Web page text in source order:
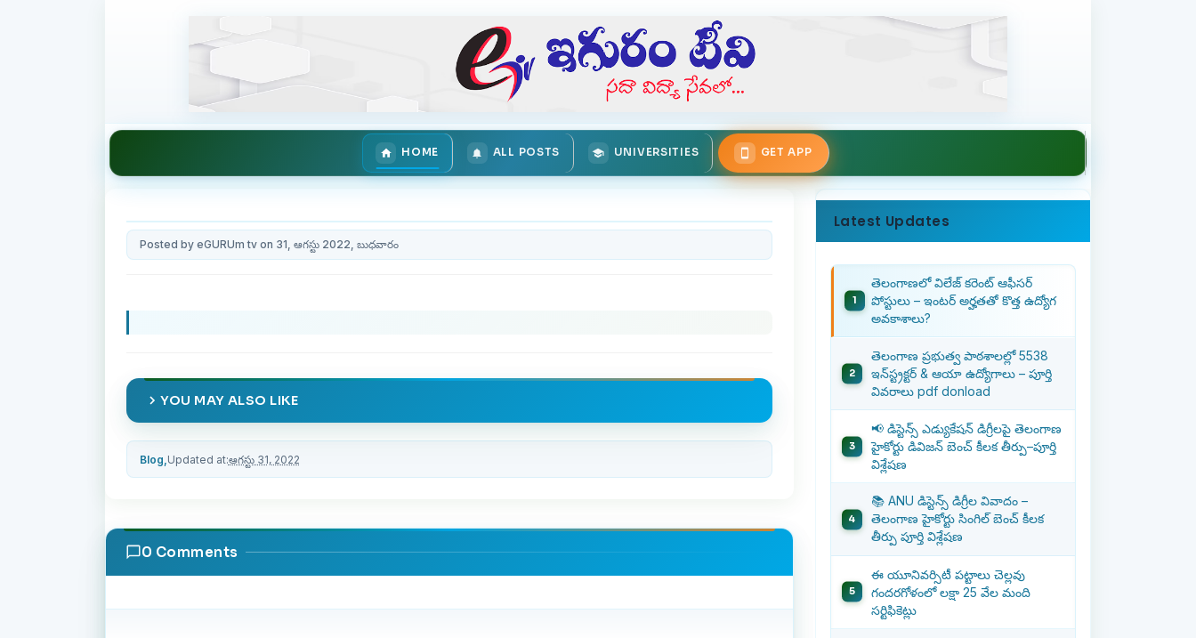
HOME ALL POSTS UNIVERSITIES GET APP
Posted by eGURUm tv on 31, ఆగస్టు 2022, బుధవారం
YOU MAY ALSO LIKE
Blog, Updated at:ఆగస్టు 31, 2022
0 Comments
Latest Updates
తెలంగాణలో విలేజ్ కరెంట్ ఆఫీసర్
పోస్టులు – ఇంటర్ అర్హతతో కొత్త ఉద్యోగ
అవకాశాలు?
తెలంగాణ ప్రభుత్వ పాఠశాలల్లో 5538
ఇన్‌స్ట్రక్టర్ & ఆయా ఉద్యోగాలు – పూర్తి
వివరాలు pdf donload
📢 డిస్టెన్స్ ఎడ్యుకేషన్ డిగ్రీలపై తెలంగాణ
హైకోర్టు డివిజన్ బెంచ్ కీలక తీర్పు–పూర్తి
విశ్లేషణ
📚 ANU డిస్టెన్స్ డిగ్రీల వివాదం –
తెలంగాణ హైకోర్టు సింగిల్ బెంచ్ కీలక
తీర్పు పూర్తి విశ్లేషణ
ఈ యూనివర్సిటీ పట్టాలు చెల్లవు
గందరగోళంలో లక్షా 25 వేల మంది
సర్టిఫికెట్లు